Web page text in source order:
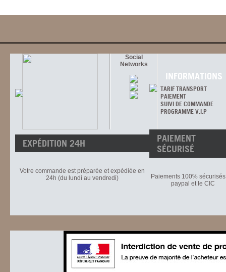
Social
Networks
INFORMATIONS
TARIF TRANSPORT
PAIEMENT
SUIVI DE COMMANDE
PROGRAMME V.I.P
EXPÉDITION 24H
Votre commande est préparée et expédiée en
24h (du lundi au vendredi)
PAIEMENT
SÉCURISÉ
Paiements 100%
paypal et le CIC